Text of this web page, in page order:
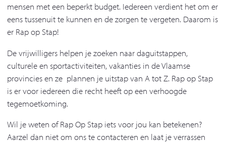
mensen met een beperkt budget. Iedereen verdient het om er
eens tussenuit te kunnen en de zorgen te vergeten. Daarom is
er Rap op Stap!
De vrijwilligers helpen je zoeken naar daguitstappen,
culturele en sportactiviteiten, vakanties in de Vlaamse
provincies en ze plannen je uitstap van A tot Z. Rap op Stap
is er voor iedereen die recht heeft op een verhoogde
tegemoetkoming.
Wil je weten of Rap Op Stap iets voor jou kan betekenen?
Aarzel dan niet om ons te contacteren en laat je verrassen